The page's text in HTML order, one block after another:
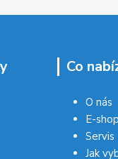
Co
O nás
E-
Servis
Jak